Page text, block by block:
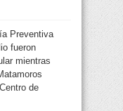
Preventiva
fueron
mientras
de